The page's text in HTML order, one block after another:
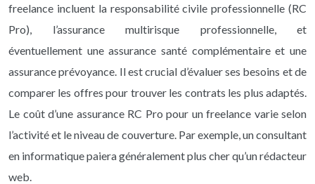
freelance incluent la responsabilité civile professionnelle (RC
Pro), l’assurance multirisque professionnelle, et
éventuellement une assurance santé complémentaire et une
assurance prévoyance. Il est crucial d’évaluer ses besoins et de
comparer les offres pour trouver les contrats les plus adaptés.
Le coût d’une assurance RC Pro pour un freelance varie selon
l’activité et le niveau de couverture. Par exemple, un consultant
en informatique paiera généralement plus cher qu’un rédacteur
web.